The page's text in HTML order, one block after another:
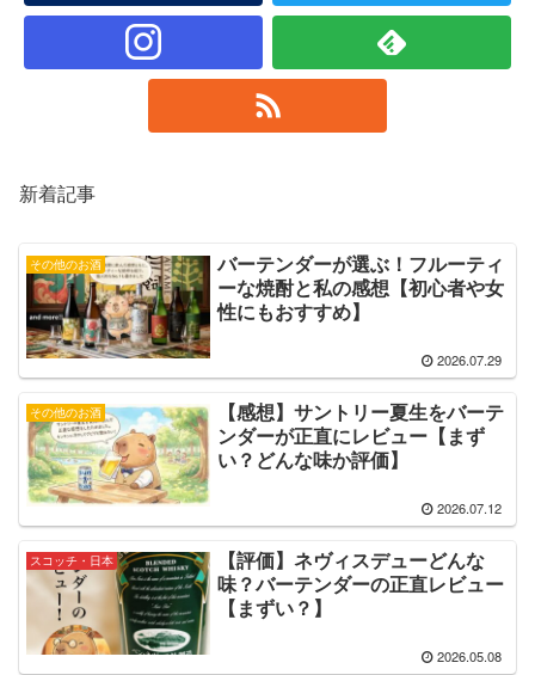
新着記事
その他のお酒
バーテンダーが選ぶ！フルーティ
ーな焼酎と私の感想【初心者や女
性にもおすすめ】
2026.07.29
その他のお酒
【感想】サントリー夏生をバーテ
ンダーが正直にレビュー【まず
い？どんな味か評価】
2026.07.12
スコッチ・日本
【評価】ネヴィスデューどんな
味？バーテンダーの正直レビュー
【まずい？】
2026.05.08